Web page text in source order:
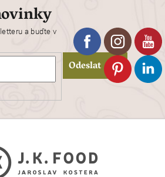
a buďte v
Odeslat